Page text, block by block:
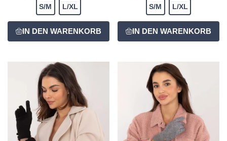
S/M L/XL S/M L/XL